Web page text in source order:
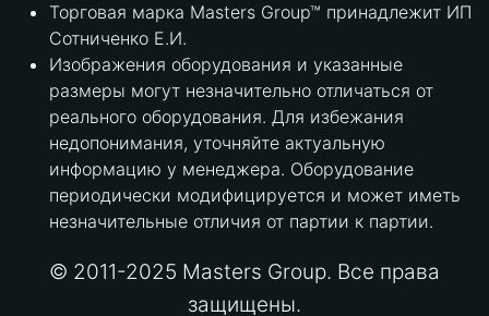
Торговая марка Masters Group™ принадлежит ИП
Сотниченко Е.И.
Изображения оборудования и указанные
размеры могут незначительно отличаться от
реального оборудования. Для избежания
недопонимания, уточняйте актуальную
информацию у менеджера. Оборудование
периодически модифицируется и может иметь
незначительные отличия от партии к партии.
© 2011-2025 Masters Group. Все права
защищены.